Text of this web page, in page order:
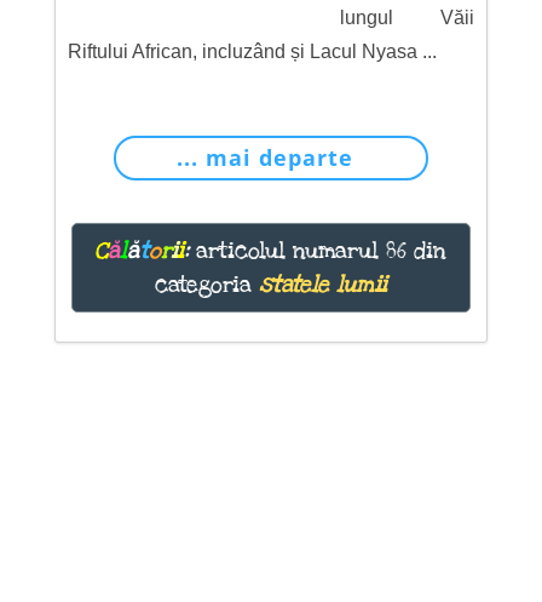
lungul Văii
Riftului African, incluzând și Lacul Nyasa ...
... mai departe
Călătorii:articolul numarul 86 din
categoria statele lumii